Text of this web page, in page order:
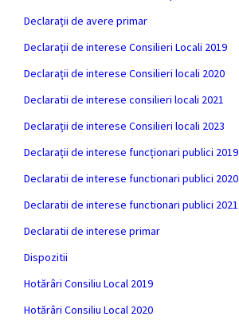
Declarații de avere primar
Declarații de interese Consilieri Locali 2019
Declarații de interese Consilieri locali 2020
Declaratii de interese consilieri locali 2021
Declarații de interese Consilieri locali 2023
Declarații de interese funcționari publici 2019
Declaratii de interese functionari publici 2020
Declaratii de interese functionari publici 2021
Declaratii de interese primar
Dispozitii
Hotărâri Consiliu Local 2019
Hotărâri Consiliu Local 2020